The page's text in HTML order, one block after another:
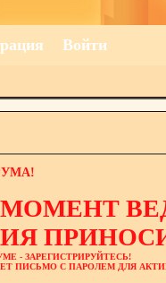
Войти
- ЗАРЕГИСТРИРУЙТЕСЬ!
ПИСЬМО С ПАРОЛЕМ ДЛЯ